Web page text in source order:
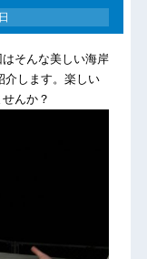
そんな美しい海岸
介します。楽しい
んか？